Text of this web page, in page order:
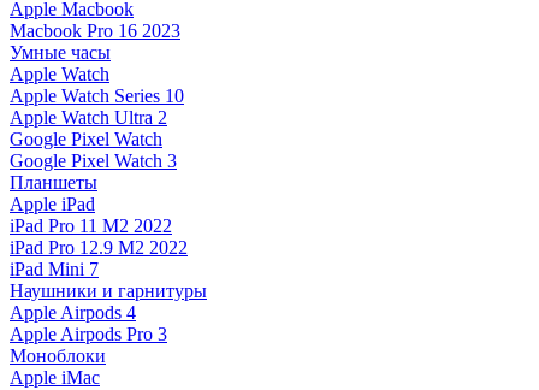
Apple Macbook
Macbook Pro 16 2023
Умные часы
Apple Watch
Apple Watch Series 10
Apple Watch Ultra 2
Google Pixel Watch
Google Pixel Watch 3
Планшеты
Apple iPad
iPad Pro 11 M2 2022
iPad Pro 12.9 M2 2022
iPad Mini 7
Наушники и гарнитуры
Apple Airpods 4
Apple Airpods Pro 3
Моноблоки
Apple iMac